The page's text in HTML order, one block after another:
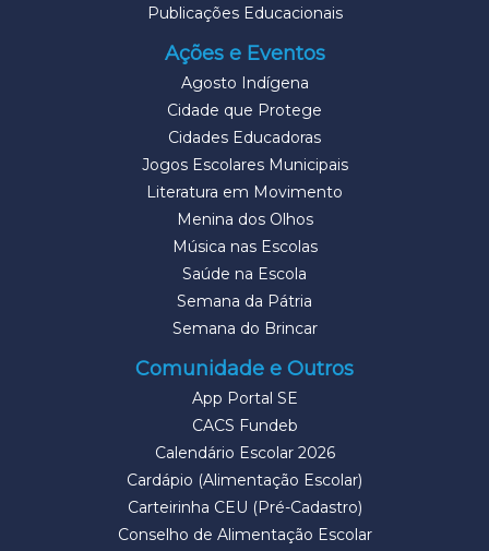
Publicações Educacionais
Ações e Eventos
Agosto Indígena
Cidade que Protege
Cidades Educadoras
Jogos Escolares Municipais
Literatura em Movimento
Menina dos Olhos
Música nas Escolas
Saúde na Escola
Semana da Pátria
Semana do Brincar
Comunidade e Outros
App Portal SE
CACS Fundeb
Calendário Escolar 2026
Cardápio (Alimentação Escolar)
Carteirinha CEU (Pré-Cadastro)
Conselho de Alimentação Escolar